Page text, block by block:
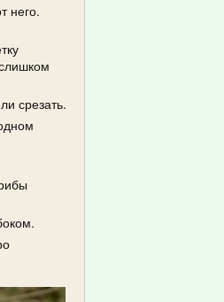
него.
срезать.